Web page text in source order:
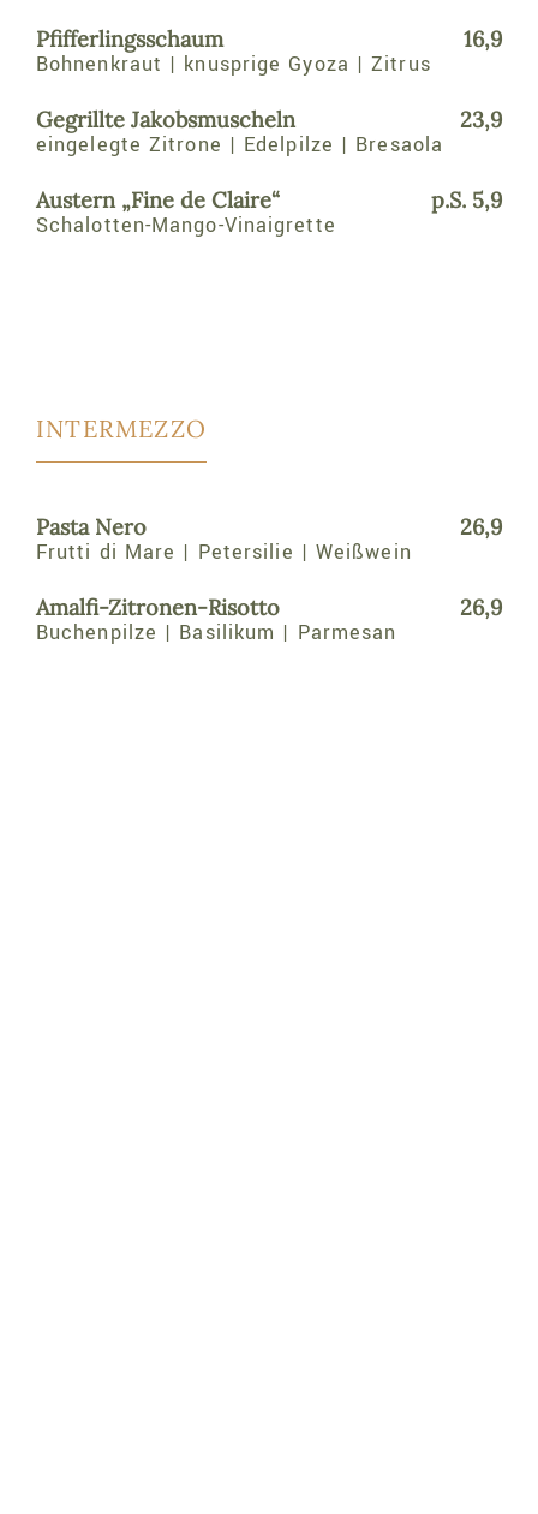
Pfifferlingsschaum
16,9
Bohnenkraut | knusprige Gyoza | Zitrus
Gegrillte Jakobsmuscheln
23,9
eingelegte Zitrone | Edelpilze | Bresaola
Austern „Fine de Claire“
p.S. 5,9
Schalotten-Mango-Vinaigrette
INTERMEZZO
Pasta Nero
26,9
Frutti di Mare | Petersilie | Weißwein
Amalfi-Zitronen-Risotto
26,9
Buchenpilze | Basilikum | Parmesan